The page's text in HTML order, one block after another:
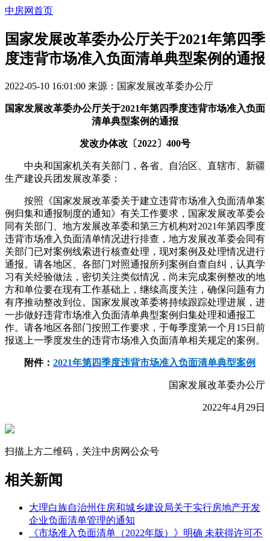
中房网首页
国家发展改革委办公厅关于2021年第四季
度违背市场准入负面清单典型案例的通报
2022-05-10 16:01:00 来源： 国家发展改革委办公厅
国家发展改革委办公厅关于2021年第四季度违背市场准入负面
清单典型案例的通报
发改办体改〔2022〕400号
中央和国家机关有关部门，各省、自治区、直辖市、新疆
生产建设兵团发展改革委：
按照《国家发展改革委关于建立违背市场准入负面清单案
例归集和通报制度的通知》有关工作要求，国家发展改革委会
同有关部门、地方发展改革委和第三方机构对2021年第四季度
违背市场准入负面清单情况进行排查，地方发展改革委会同有
关部门已对案例线索进行核查处理，现对案例及处理情况进行
通报。请各地区、各部门对照通报所列案例自查自纠，认真学
习有关经验做法，密切关注类似情况，尚未完成案例整改的地
方和单位要在现有工作基础上，继续高度关注，确保问题有力
有序推动整改到位。国家发展改革委将持续跟踪处理进展，进
一步做好违背市场准入负面清单典型案例归集处理和通报工
作。请各地区各部门按照工作要求，于每季度第一个月15日前
报送上一季度发生的违背市场准入负面清单相关规定的案例。
附件： 2021年第四季度违背市场准入负面清单典型案例
国家发展改革委办公厅
2022年4月29日
扫描上方二维码，关注中房网公众号
相关新闻
大理白族自治州住房和城乡建设局关于实行房地产开发
企业负面清单管理的通知
《市场准入负面清单（2022年版）》明确 未获得许可不